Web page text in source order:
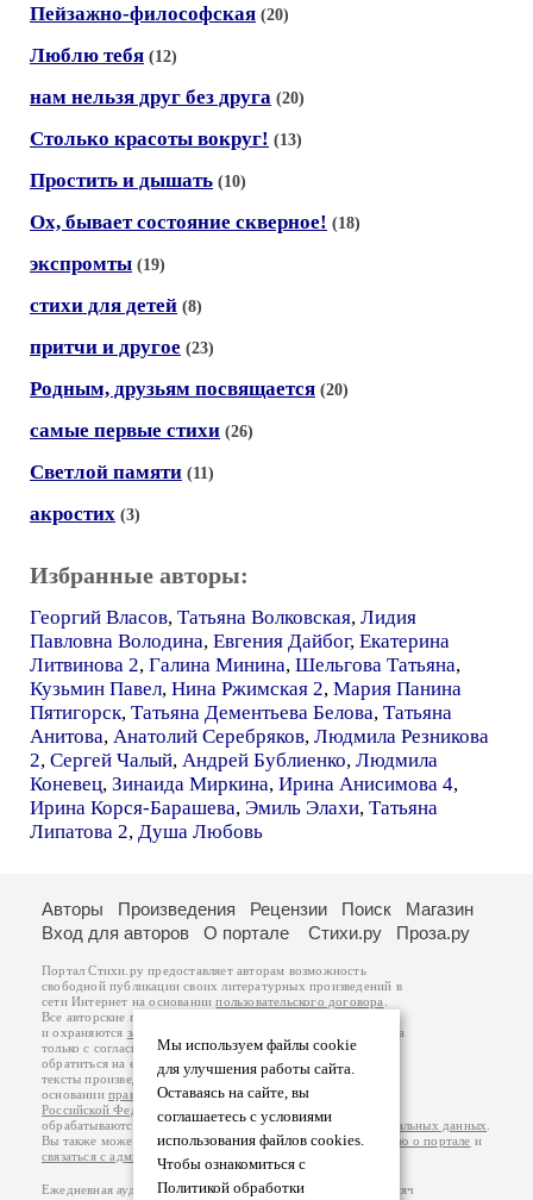
Пейзажно-философская (20)
Люблю тебя (12)
нам нельзя друг без друга (20)
Столько красоты вокруг! (13)
Простить и дышать (10)
Ох, бывает состояние скверное! (18)
экспромты (19)
стихи для детей (8)
притчи и другое (23)
Родным, друзьям посвящается (20)
самые первые стихи (26)
Светлой памяти (11)
акростих (3)
Избранные авторы:
Георгий Власов, Татьяна Волковская, Лидия
Павловна Володина, Евгения Дайбог, Екатерина
Литвинова 2, Галина Минина, Шельгова Татьяна,
Кузьмин Павел, Нина Ржимская 2, Мария Панина
Пятигорск, Татьяна Дементьева Белова, Татьяна
Анитова, Анатолий Серебряков, Людмила Резникова
2, Сергей Чалый, Андрей Бублиенко, Людмила
Коневец, Зинаида Миркина, Ирина Анисимова 4,
Ирина Корся-Барашева, Эмиль Элахи, Татьяна
Липатова 2, Душа Любовь
Мы используем файлы cookie
для улучшения работы сайта.
Оставаясь на сайте, вы
соглашаетесь с условиями
использования файлов cookies.
Чтобы ознакомиться с
Политикой обработки
Авторы Произведения Рецензии Поиск
Магазин
Вход для авторов
О портале Стихи.ру Проза.ру
Портал Стихи.ру предоставляет авторам возможность
свободной публикации своих литературных произведений в
сети Интернет на основаниипользовательского договора
Все авторские права на произведения принадлежат авторам
и охраняются законом
. Перепечатка произведений возможна
только с согласия его автора, к которому вы можете
обратиться на его авторской странице. Ответственность за
тексты произведений авторы несут самостоятельно на
основанииправил публикацииизаконодательства
Российской Федерации
обрабатываются на основанииПолитики обработки персональных данных
Вы также можете посмотреть более подробнуюинформацию о портале и
связаться с администрацией
Ежедневная аудитория портала Стихи.ру – порядка 200 тысяч